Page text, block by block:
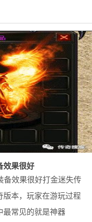
效果很好
效果很好打金迷失传
本，玩家在游玩过程
最常见的就是神器